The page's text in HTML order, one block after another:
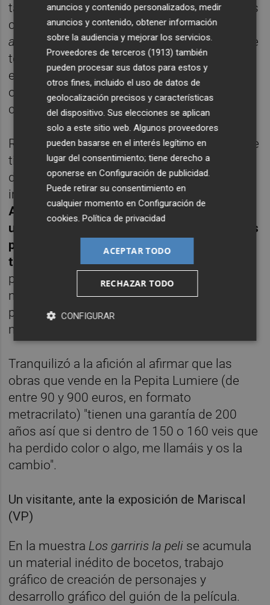
tablet para trabajar. "Es muy divertido. Pintas
con el dedo y sale lo que tú quieres. Es muy
altamíricio", añadió. De hecho, insistió en que
toda la obra que forma parte de la
exposición "se hizo en un ordenador, y el
original son un montón de '0' y '1'. No es
como antes que estaba el papel".
Recordó que, pese a la alta valoración que se
tiene de las seriegrafías, la tecnología las ha
dejado obsoletas: "es muy romántico pero
implica un proceso deTiempos Modernos
Antes tenías que poner los colores uno a
uno, y podías poner 8. Ahora, algunos de las
piezas de esta exposición tienen hasta 75
tintas
diferentes. Eso sí, hemos buscado un
papel ecológico con unas características
muy especiales, unas tintas con una
pigmentación especial, y unas impresoras
muy potentes".
Tranquilizó a la afición al afirmar que las
obras que vende en la Pepita Lumiere (de
entre 90 y 900 euros, en formato
metracrilato) "tienen una garantía de 200
años así que si dentro de 150 o 160 veis que
ha perdido color o algo, me llamáis y os la
cambio".
Un visitante, ante la exposición de Mariscal
(VP)
En la muestra Los garriris la peli se acumula
un material inédito de bocetos, trabajo
gráfico de creación de personajes y
desarrollo gráfico del guión de la película.
anuncios y contenido personalizados, medir
anuncios y contenido, obtener información
sobre la audiencia y mejorar los servicios.
Proveedores de terceros (1913) también
pueden procesar sus datos para estos y
otros fines, incluido el uso de datos de
geolocalización precisos y características
del dispositivo. Sus elecciones se aplican
solo a este sitio web. Algunos proveedores
pueden basarse en el interés legítimo en
lugar del consentimiento; tiene derecho a
oponerse enConfiguración de publicidad
Puede retirar su consentimiento en
cualquier momento enConfiguración de
cookies .Política de privacidad
ACEPTAR TODO
RECHAZAR TODO
CONFIGURAR